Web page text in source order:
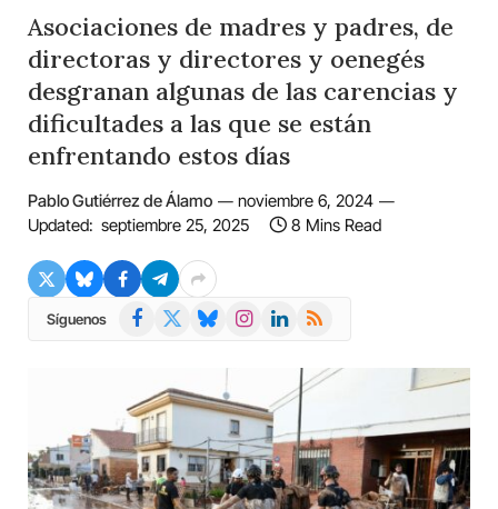
Asociaciones de madres y padres, de
directoras y directores y oenegés
desgranan algunas de las carencias y
dificultades a las que se están
enfrentando estos días
Pablo Gutiérrez de Álamo
noviembre 6, 2024
Updated: septiembre 25, 2025 8 Mins Read
Síguenos Facebook BlueskyInstagramLinkedIn
RSS